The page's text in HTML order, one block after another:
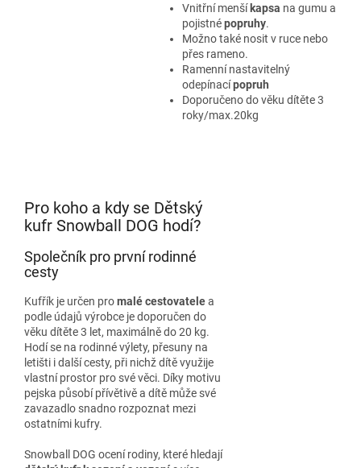
Vnitřní menší kapsa na gumu a
pojistnépopruhy.
Možno také nosit v ruce nebo
přes rameno.
Ramenní nastavitelný
odepínacípopruh
Doporučeno do věku dítěte 3
roky/max.20kg
Pro koho a kdy se Dětský
kufr Snowball DOG hodí?
Společník pro první rodinné
cesty
Kufřík je určen promalé cestovatelea
podle údajů výrobce je doporučen do
věku dítěte 3 let, maximálně do 20 kg.
Hodí se na rodinné výlety, přesuny na
letišti i další cesty, při nichž dítě využije
vlastní prostor pro své věci. Díky motivu
pejska působí přívětivě a dítě může své
zavazadlo snadno rozpoznat mezi
ostatními kufry.
Snowball DOG ocení rodiny, které hledají